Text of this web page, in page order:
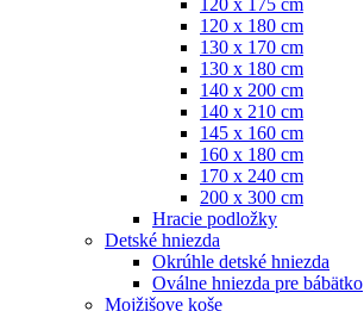
120 x 175 cm
120 x 180 cm
130 x 170 cm
130 x 180 cm
140 x 200 cm
140 x 210 cm
145 x 160 cm
160 x 180 cm
170 x 240 cm
200 x 300 cm
Hracie podložky
Detské hniezda
Okrúhle detské hniezda
Oválne hniezda pre bábätko
Mojžišove koše